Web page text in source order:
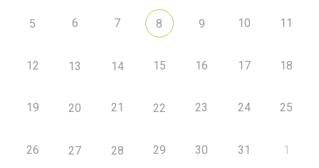
5 6 7 8 9 10 11
12 13 14 15 16 17 18
19 20 21 22 23 24 25
26 27 28 29 30 31 1